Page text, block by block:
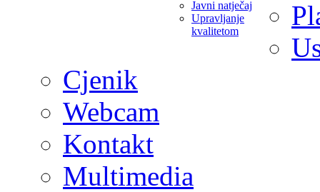
Javni natječaj
Upravljanje
kvalitetom
Cjenik
Webcam
Kontakt
Multimedia